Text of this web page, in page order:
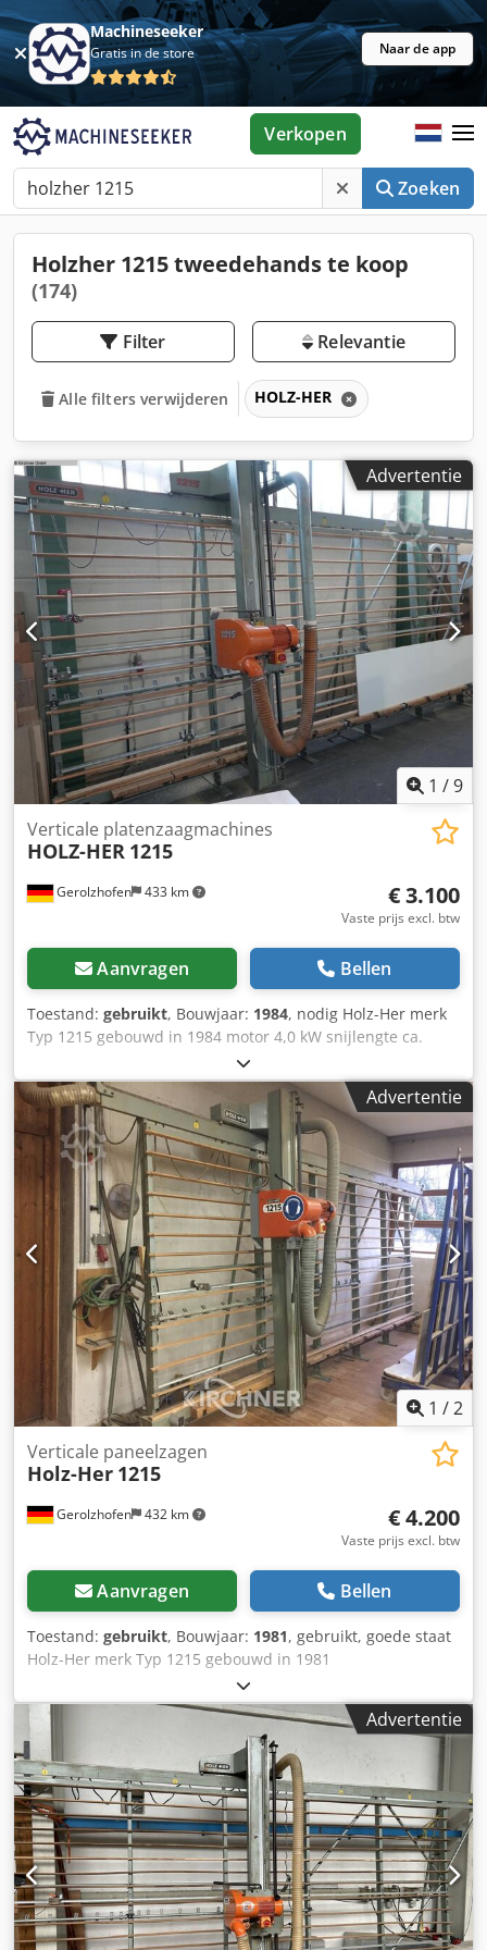
Machineseeker
Gratis in de store Naar de app
Zoeken
Verkopen
Holzher 1215 tweedehands te koop
(174)
Filter Relevantie
Alle filters verwijderen HOLZ-HER
Advertentie
1 /9
Gerolzhofen 433 km
Verticale platenzaagmachines
HOLZ-HER 1215
€ 3.100
Vaste prijs excl. btw
Aanvragen Bellen
Toestand: gebruikt, Bouwjaar: 1984, nodig Holz-Her merk
Typ 1215 gebouwd in 1984 motor 4,0 kW snijlengte ca.
5300 mm snijhoogte ca. 2200 mm centrale ondersteuning
Zaagbladdiameter ca. 300 mm, zaagdiepte 80 mm
Dksdjvwgi Ijpfx Aftor vrijstaand lattenbodem beweegt weg
Opslaglocatie 97447 Gerolzhofen, vrij geladen, uitgepakt
Overdracht in de huidige staat zoals geïnspecteerd,
zonder garantie en waarborg
Advertentie
1 /2
Gerolzhofen 432 km
Verticale paneelzagen
Holz-Her 1215
€ 4.200
Vaste prijs excl. btw
Aanvragen Bellen
Toestand: gebruikt, Bouwjaar: 1981, gebruikt, goede staat
Holz-Her merk Typ 1215 gebouwd in 1981
machinenummer 710 motor 4,0 kW snijlengte ca. 5300 mm
Dkjdpfxjvwfmxj Aftor snijhoogte ca. 2100 mm snijdiepte 80
mm zaagbladdiameter ca. 300 x 30 mm vrijstaand
lattenbodem beweegt weg Ruimtebehoefte ca. 6550 mm x
1265 mm x 2895 mm Gewicht ca. 1000 kg Opslaglocatie
97447 Gerolzhofen, vrij geladen, uitgepakt Oplevering in
de huidige staat zoals geïnspecteerd zonder garantie en
waarborg
Advertentie